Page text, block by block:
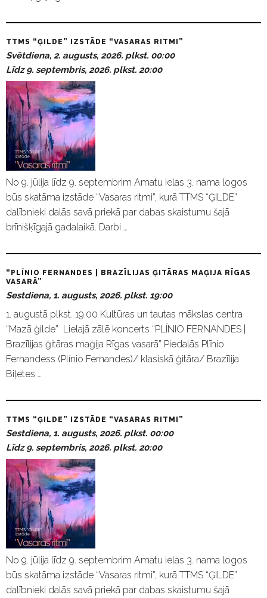
TTMS “ĢILDE” IZSTĀDE “VASARAS RITMI”
Svētdiena, 2. augusts, 2026. plkst. 00:00
Līdz 9. septembris, 2026. plkst. 20:00
No 9. jūlija līdz 9. septembrim Amatu ielas 3. nama logos
būs skatāma izstāde “Vasaras ritmi”, kurā TTMS “ĢILDE”
dalībnieki dalās savā priekā par dabas skaistumu šajā
brīnišķīgajā gadalaikā. Darbi …
“PLÍNIO FERNANDES | BRAZĪLIJAS ĢITĀRAS MAĢIJA RĪGAS
VASARĀ”
Sestdiena, 1. augusts, 2026. plkst. 19:00
1. augustā plkst. 19.00 Kultūras un tautas mākslas centra
“Mazā ģilde” Lielajā zālē koncerts “PLÍNIO FERNANDES |
Brazīlijas ģitāras maģija Rīgas vasarā” Piedalās Plīnio
Fernandess (Plínio Fernandes)/ klasiskā ģitāra/ Brazīlija
Biļetes …
TTMS “ĢILDE” IZSTĀDE “VASARAS RITMI”
Sestdiena, 1. augusts, 2026. plkst. 00:00
Līdz 9. septembris, 2026. plkst. 20:00
No 9. jūlija līdz 9. septembrim Amatu ielas 3. nama logos
būs skatāma izstāde “Vasaras ritmi”, kurā TTMS “ĢILDE”
dalībnieki dalās savā priekā par dabas skaistumu šajā